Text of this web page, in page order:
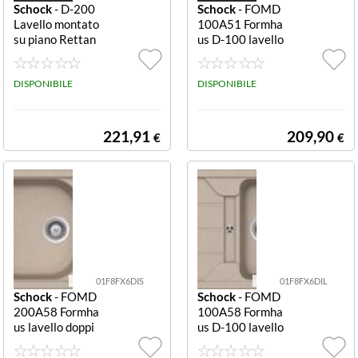
Schock- D-200
Lavello montato
su piano Rettan
golare Granito
Antracite 2 vasc
he Formhaus D-
DISPONIBILE
221,91 €
Schock- FOMD
100A51 Formha
us D-100 lavello
1 vasca con goc
ciolatoio Antrac
ite Formhaus D-
o Sinistra Crista
lite Antracite 8
60 x 500 (2768
DISPONIBILE
209,90 €
01F8FX6DIS
Schock- FOMD
200A58 Formha
us lavello doppi
a vasca con gocc
01F8FX6DIL
Schock- FOMD
100A58 Formha
us D-100 lavello
1 vasca con goc